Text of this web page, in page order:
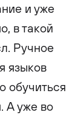
и уже
в такой
Ручное
языков
обучиться
А уже во